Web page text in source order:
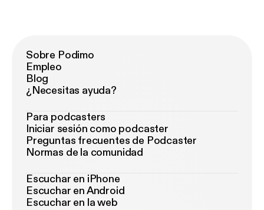
Sobre Podimo
Empleo
Blog
¿Necesitas ayuda?
Para podcasters
Iniciar sesión como podcaster
Preguntas frecuentes de Podcaster
Normas de la comunidad
Escuchar en iPhone
Escuchar en Android
Escuchar en la web